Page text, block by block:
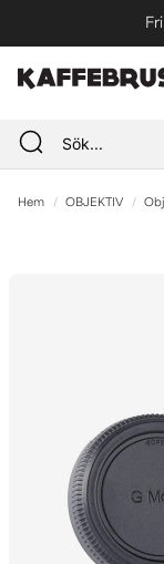
Hem OBJEKTIV